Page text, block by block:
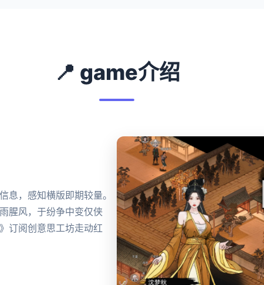
📍 game介绍
息，感知横版即期较量。
腥风，于纷争中变仅侠
订阅创意思工坊走动红